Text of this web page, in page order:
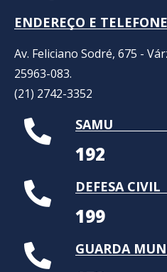
ENDEREÇO E TELEFONE
Av. Feliciano Sodré, 675 -
25963-083.
(21) 2742-3352​
SAMU
192
DEFESA CIVIL
199
GUARDA